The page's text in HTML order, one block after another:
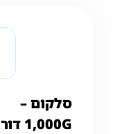
סלקום –
1,000G דור